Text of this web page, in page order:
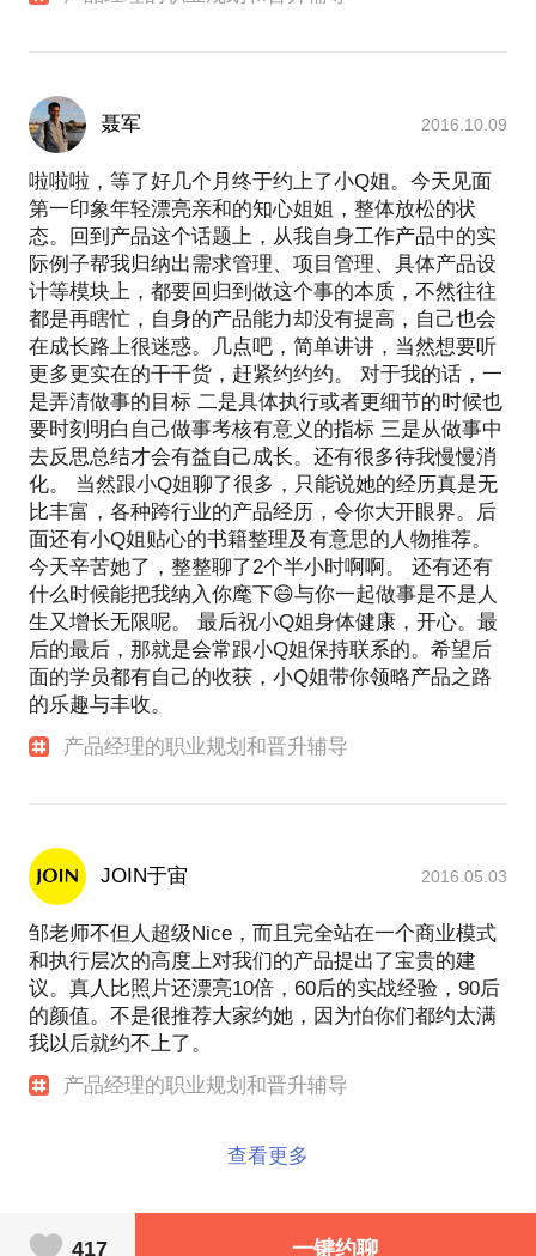
聂军 2016.10.09
啦啦啦，等了好几个月终于约上了小Q姐。今天见面
第一印象年轻漂亮亲和的知心姐姐，整体放松的状
态。回到产品这个话题上，从我自身工作产品中的实
际例子帮我归纳出需求管理、项目管理、具体产品设
计等模块上，都要回归到做这个事的本质，不然往往
都是再瞎忙，自身的产品能力却没有提高，自己也会
在成长路上很迷惑。几点吧，简单讲讲，当然想要听
更多更实在的干干货，赶紧约约约。 对于我的话，一
是弄清做事的目标 二是具体执行或者更细节的时候也
要时刻明白自己做事考核有意义的指标 三是从做事中
去反思总结才会有益自己成长。还有很多待我慢慢消
化。 当然跟小Q姐聊了很多，只能说她的经历真是无
比丰富，各种跨行业的产品经历，令你大开眼界。后
面还有小Q姐贴心的书籍整理及有意思的人物推荐。
今天辛苦她了，整整聊了2个半小时啊啊。 还有还有
什么时候能把我纳入你麾下😄与你一起做事是不是人
生又增长无限呢。 最后祝小Q姐身体健康，开心。最
后的最后，那就是会常跟小Q姐保持联系的。希望后
面的学员都有自己的收获，小Q姐带你领略产品之路
的乐趣与丰收。
产品经理的职业规划和晋升辅导
JOIN于宙 2016.05.03
邹老师不但人超级Nice，而且完全站在一个商业模式
和执行层次的高度上对我们的产品提出了宝贵的建
议。真人比照片还漂亮10倍，60后的实战经验，90后
的颜值。不是很推荐大家约她，因为怕你们都约太满
我以后就约不上了。
产品经理的职业规划和晋升辅导
查看更多
417 一键约聊